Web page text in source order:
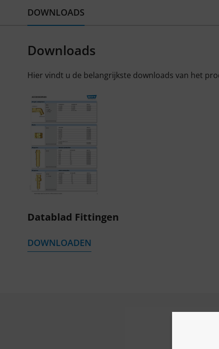
DOWNLOADS
Downloads
Hier vindt u de belangrijkste downloads van het
Datablad Fittingen
DOWNLOADEN